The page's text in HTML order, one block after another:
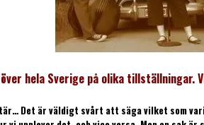
hela Sverige på olika
Det är väldigt svårt att säga vilket som